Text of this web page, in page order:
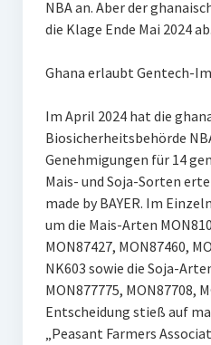
NBA an. Aber der
die Klage Ende Mai 2024 ab.
Ghana erlaubt Gentech-
Im April 2024 hat die
Biosicherheitsbehörde
Genehmigungen für 14
Mais- und Soja-Sorten
made by BAYER. Im
um die Mais-Arten
MON87427, MON87460,
NK603 sowie die Soja-
MON877775, MON87708,
Entscheidung stieß auf
„Peasant Farmers